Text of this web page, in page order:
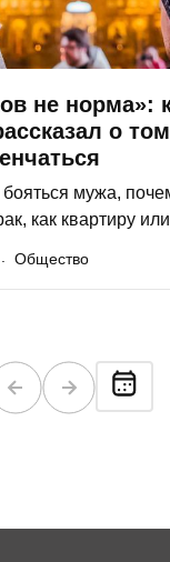
не норма»:
о
мужа,
как квартиру
вещах.
Общество